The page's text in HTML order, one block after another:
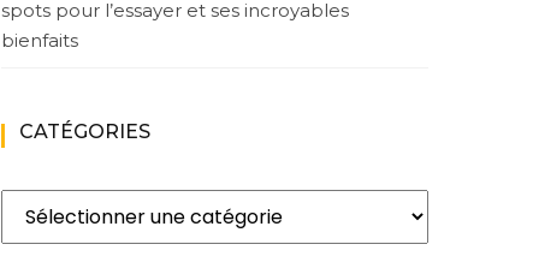
spots pour l’essayer et ses incroyables
bienfaits
CATÉGORIES
Catégories